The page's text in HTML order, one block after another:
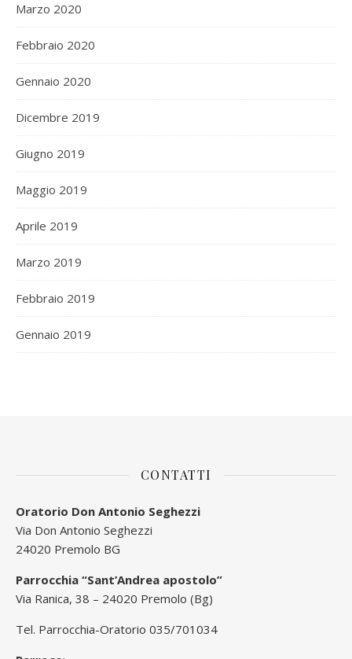
Marzo 2020
Febbraio 2020
Gennaio 2020
Dicembre 2019
Giugno 2019
Maggio 2019
Aprile 2019
Marzo 2019
Febbraio 2019
Gennaio 2019
CONTATTI
Oratorio Don Antonio Seghezzi
Via Don Antonio Seghezzi
24020 Premolo BG
Parrocchia “Sant’Andrea apostolo”
Via Ranica, 38 – 24020 Premolo (Bg)
Tel. Parrocchia-Oratorio 035/701034